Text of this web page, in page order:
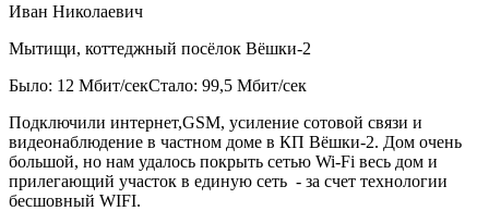
Иван Николаевич
Мытищи, коттеджный посёлок Вёшки-2
Было: 12 Мбит/секСтало: 99,5 Мбит/сек
Подключили интернет,GSM, усиление сотовой связи и
видеонаблюдение в частном доме в КП Вёшки-2. Дом очень
большой, но нам удалось покрыть сетью Wi-Fi весь дом и
прилегающий участок в единую сеть - за счет технологии
бесшовный WIFI.